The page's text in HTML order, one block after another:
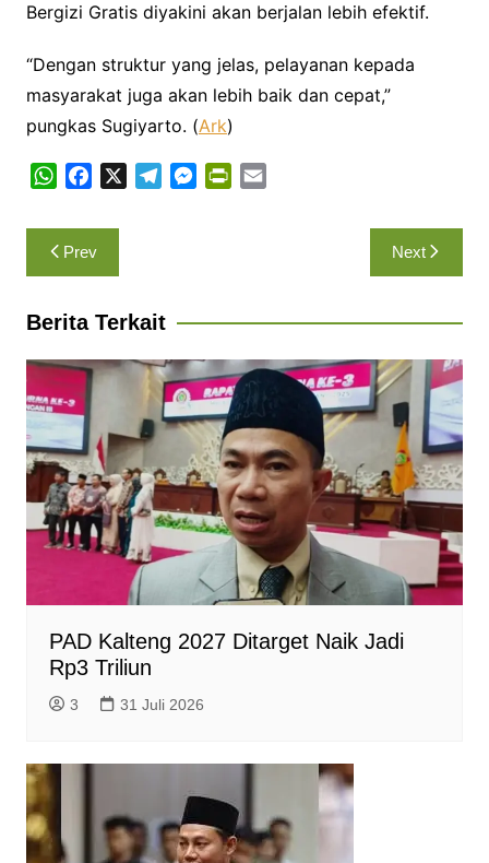
Bergizi Gratis diyakini akan berjalan lebih efektif.
“Dengan struktur yang jelas, pelayanan kepada
masyarakat juga akan lebih baik dan cepat,”
pungkas Sugiyarto. (Ark)
W
a
t
s
p
p
c
e
b
o
k
a
m
M
e
r
i
e
n
d
l
y
Navigasi
pos
Prev Next
Berita Terkait
PAD Kalteng 2027 Ditarget Naik Jadi
Rp3 Triliun
3 31 Juli 2026